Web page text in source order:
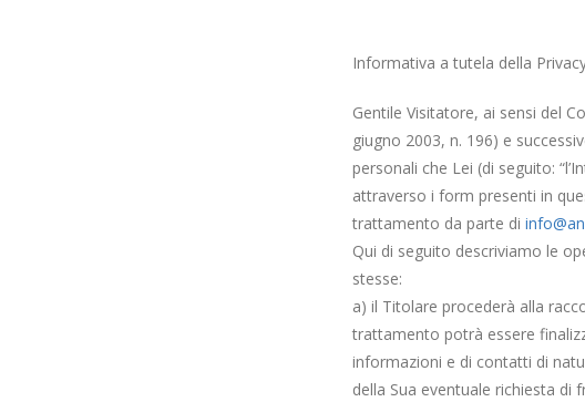
Informativa a tutela della
Gentile Visitatore, ai sensi del
giugno 2003, n. 196) e
personali che Lei (di seguito:
attraverso i form presenti in
trattamento da parte di
Qui di seguito descriviamo le
stesse:
a) il Titolare procederà alla
trattamento potrà essere
informazioni e di contatti di
della Sua eventuale richiesta di